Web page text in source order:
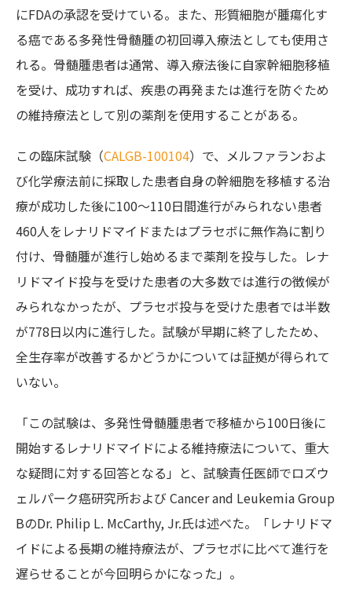
にFDAの承認を受けている。また、形質細胞が腫瘍化す
る癌である多発性骨髄腫の初回導入療法としても使用さ
れる。骨髄腫患者は通常、導入療法後に自家幹細胞移植
を受け、成功すれば、疾患の再発または進行を防ぐため
の維持療法として別の薬剤を使用することがある。
この臨床試験（CALGB-100104）で、メルファランおよ
び化学療法前に採取した患者自身の幹細胞を移植する治
療が成功した後に100〜110日間進行がみられない患者
460人をレナリドマイドまたはプラセボに無作為に割り
付け、骨髄腫が進行し始めるまで薬剤を投与した。レナ
リドマイド投与を受けた患者の大多数では進行の徴候が
みられなかったが、プラセボ投与を受けた患者では半数
が778日以内に進行した。試験が早期に終了したため、
全生存率が改善するかどうかについては証拠が得られて
いない。
「この試験は、多発性骨髄腫患者で移植から100日後に
開始するレナリドマイドによる維持療法について、重大
な疑問に対する回答となる」と、試験責任医師でロズウ
ェルパーク癌研究所および Cancer and Leukemia Group
BのDr. Philip L. McCarthy, Jr.氏は述べた。「レナリドマ
イドによる長期の維持療法が、プラセボに比べて進行を
遅らせることが今回明らかになった」。